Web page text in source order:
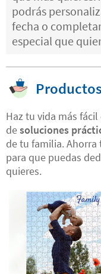
podrás
fecha o
especial que
Haz tu vida más
desoluciones
de tu familia. Ahorra
para que puedas
quieres.